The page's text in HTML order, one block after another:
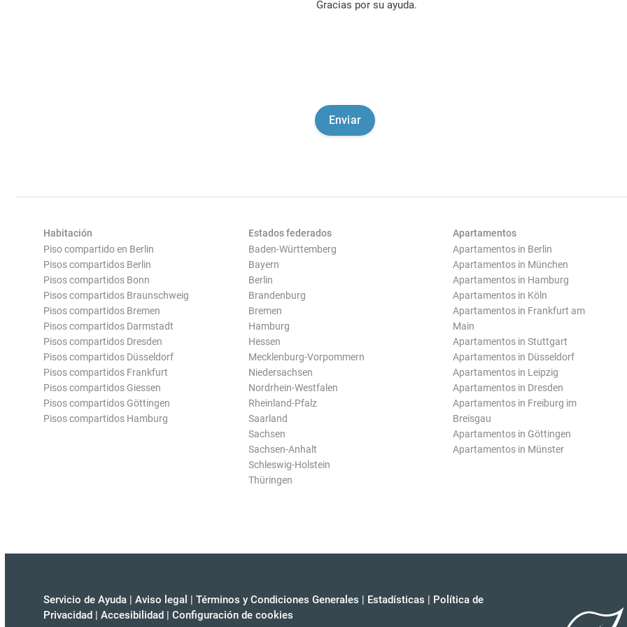
Gracias por su ayuda.
Habitación
Piso compartido en Berlin
Pisos compartidos Berlin
Pisos compartidos Bonn
Pisos compartidos Braunschweig
Pisos compartidos Bremen
Pisos compartidos Darmstadt
Pisos compartidos Dresden
Pisos compartidos Düsseldorf
Pisos compartidos Frankfurt
Pisos compartidos Giessen
Pisos compartidos Göttingen
Pisos compartidos Hamburg
Estados federados
Baden-Württemberg
Bayern
Berlin
Brandenburg
Bremen
Hamburg
Hessen
Mecklenburg-Vorpommern
Niedersachsen
Nordrhein-Westfalen
Rheinland-Pfalz
Saarland
Sachsen
Sachsen-Anhalt
Schleswig-Holstein
Thüringen
Apartamentos
Apartamentos in Berlin
Apartamentos in München
Apartamentos in Hamburg
Apartamentos in Köln
Apartamentos in Frankfurt am
Main
Apartamentos in Stuttgart
Apartamentos in Düsseldorf
Apartamentos in Leipzig
Apartamentos in Dresden
Apartamentos in Freiburg im
Breisgau
Apartamentos in Göttingen
Apartamentos in Münster
Servicio de Ayuda | Aviso legal | Términos y Condiciones Generales | Estadísticas | Política de
Privacidad | Accesibilidad | Configuración de cookies